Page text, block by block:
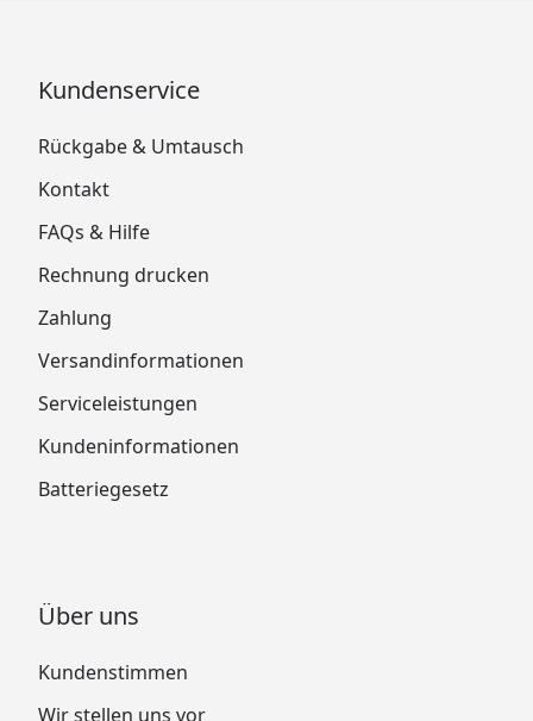
Kundenservice
Rückgabe & Umtausch
Kontakt
FAQs & Hilfe
Rechnung drucken
Zahlung
Versandinformationen
Serviceleistungen
Kundeninformationen
Batteriegesetz
Über uns
Kundenstimmen
Wir stellen uns vor